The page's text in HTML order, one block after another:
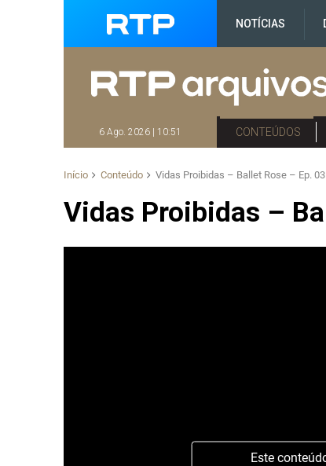
NOTÍCIAS
6 Ago. 2026 | 10:51 CONTEÚDOS
Início Conteúdo Vidas Proibidas – Ballet Rose – Ep. 03
Vidas Proibidas –
Este